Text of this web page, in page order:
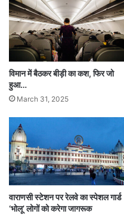
तं
क
वा
दी
र
विमान में बैठकर बीड़ी का कश, फिर जो
हुआ…
March 31, 2025
वाराणसी स्टेशन पर रेलवे का स्पेशल गार्ड
‘भोलू’ लोगों को करेगा जागरूक